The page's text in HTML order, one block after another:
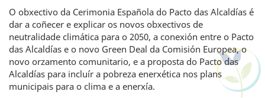
O obxectivo da Cerimonia Española do Pacto das Alcaldías é
dar a coñecer e explicar os novos obxectivos de
neutralidade climática para o 2050, a conexión entre o Pacto
das Alcaldías e o novo Green Deal da Comisión Europea, o
novo orzamento comunitario, e a proposta do Pacto das
Alcaldías para incluír a pobreza enerxética nos plans
municipais para o clima e a enerxía.